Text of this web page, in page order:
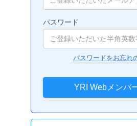
パスワード
パスワードをお忘れ